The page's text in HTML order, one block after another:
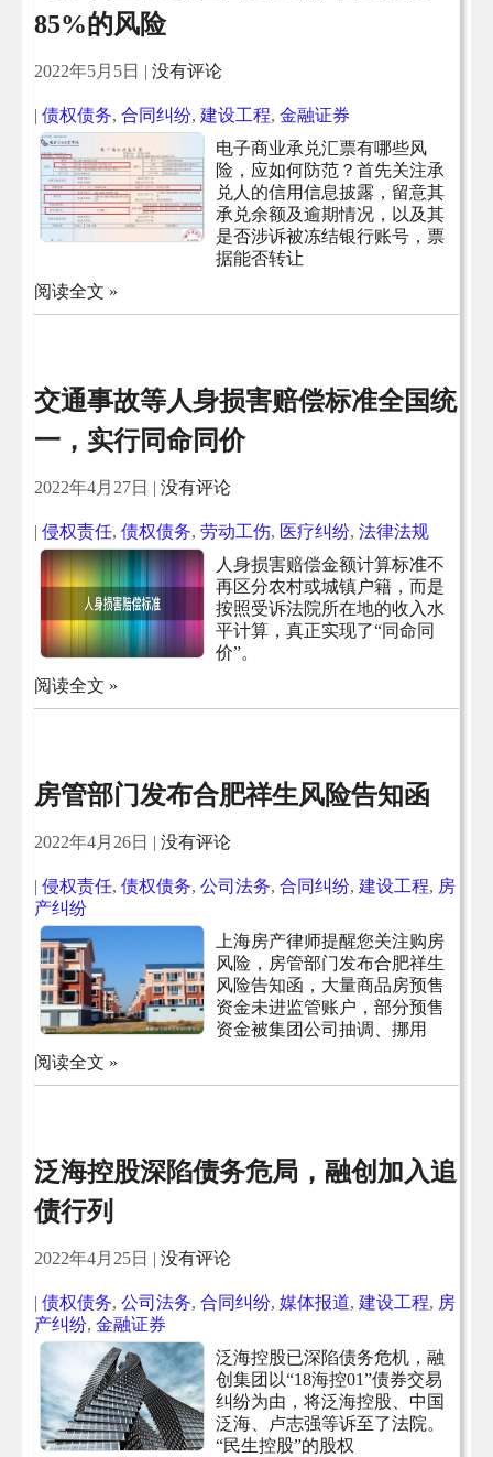
85%的风险
2022年5月5日 | 没有评论
| 债权债务, 合同纠纷, 建设工程, 金融证券
电子商业承兑汇票有哪些风
险，应如何防范？首先关注承
兑人的信用信息披露，留意其
承兑余额及逾期情况，以及其
是否涉诉被冻结银行账号，票
据能否转让
阅读全文 »
交通事故等人身损害赔偿标准全国统
一，实行同命同价
2022年4月27日 | 没有评论
| 侵权责任, 债权债务, 劳动工伤, 医疗纠纷, 法律法规
人身损害赔偿金额计算标准不
再区分农村或城镇户籍，而是
按照受诉法院所在地的收入水
平计算，真正实现了“同命同
价”。
阅读全文 »
房管部门发布合肥祥生风险告知函
2022年4月26日 | 没有评论
| 侵权责任, 债权债务, 公司法务, 合同纠纷, 建设工程, 房
产纠纷
上海房产律师提醒您关注购房
风险，房管部门发布合肥祥生
风险告知函，大量商品房预售
资金未进监管账户，部分预售
资金被集团公司抽调、挪用
阅读全文 »
泛海控股深陷债务危局，融创加入追
债行列
2022年4月25日 | 没有评论
| 债权债务, 公司法务, 合同纠纷, 媒体报道, 建设工程, 房
产纠纷, 金融证券
泛海控股已深陷债务危机，融
创集团以“18海控01”债券交易
纠纷为由，将泛海控股、中国
泛海、卢志强等诉至了法院。
“民生控股”的股权